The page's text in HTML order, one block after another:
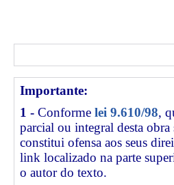
Importante:
1 - Conforme lei 9.610/98,
parcial ou integral desta
constitui ofensa aos seus
link localizado na parte
o autor do texto.